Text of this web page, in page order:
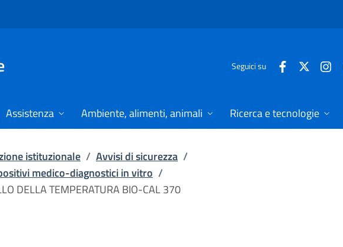
Seguici su
Assistenza Ambiente, alimenti, animali Ricerca e tecnologie
istituzionale / Avvisi di sicurezza /
medico-diagnostici in vitro /
DELLA TEMPERATURA BIO-CAL 370